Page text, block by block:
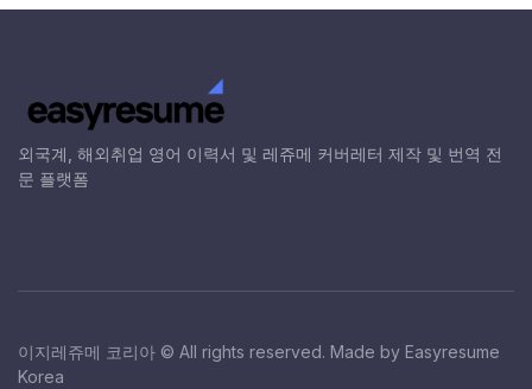
외국계, 해외취업 영어 이력서 및 레쥬메 커버레터 제작 및 번역 전
문 플랫폼
이지레쥬메 코리아 © All rights reserved. Made by Easyresume
Korea